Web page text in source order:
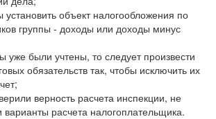
объект налогообложения по
группы - доходы или доходы минус
уже были учтены, то следует произвести
обязательств так, чтобы исключить их
верность расчета инспекции, не
варианты расчета налогоплательщика.